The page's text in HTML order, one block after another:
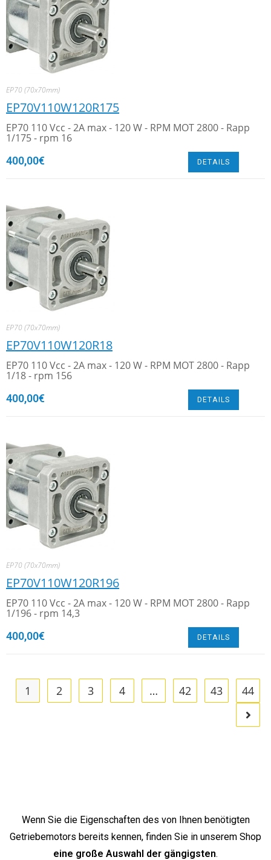
EP70 (70x70mm)
EP70V110W120R175
EP70 110 Vcc - 2A max - 120 W - RPM MOT 2800 - Rapp
1/175 - rpm 16
400,00€ DETAILS
EP70 (70x70mm)
EP70V110W120R18
EP70 110 Vcc - 2A max - 120 W - RPM MOT 2800 - Rapp
1/18 - rpm 156
400,00€ DETAILS
EP70 (70x70mm)
EP70V110W120R196
EP70 110 Vcc - 2A max - 120 W - RPM MOT 2800 - Rapp
1/196 - rpm 14,3
400,00€ DETAILS
1 2 3 4 … 42 43 44
Wenn Sie die Eigenschaften des von Ihnen benötigten
Getriebemotors bereits kennen, finden Sie in unserem Shop
eine große Auswahl der gängigsten.